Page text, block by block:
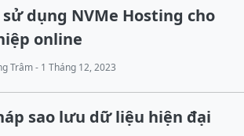
dụng NVMe Hosting cho
online
Trâm - 1 Tháng 12, 2023
sao lưu dữ liệu hiện đại